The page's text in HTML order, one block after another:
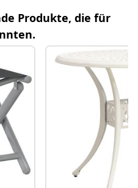
Produkte, die für